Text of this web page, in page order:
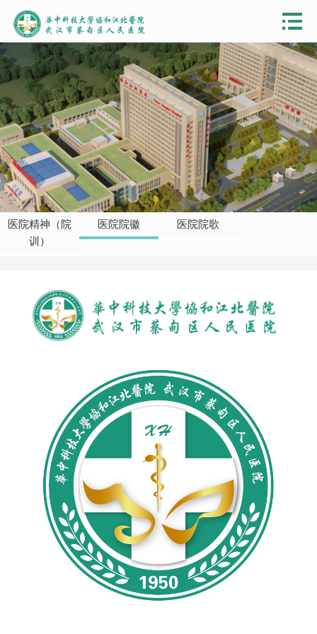
医院精神（院
训）
医院院徽 医院院歌